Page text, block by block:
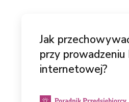
Jak
przy
internetowej?